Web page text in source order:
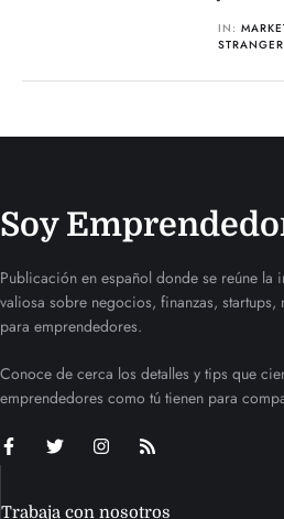
IN:
Soy
Publicación en español donde se reúne la
valiosa sobre negocios, finanzas, startups,
para emprendedores.
Conoce de cerca los detalles y tips que
emprendedores como tú tienen para
Trabaja con nosotros